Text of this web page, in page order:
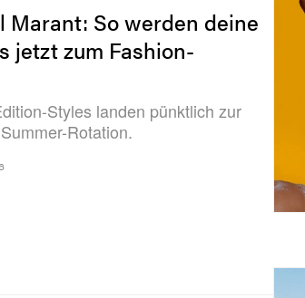
Marant: So werden deine
jetzt zum Fashion-
Styles landen pünktlich zur
Rotation.